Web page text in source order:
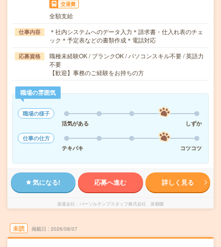
交通費
全額支給
仕事内容
＊社内システムへのデータ入力＊請求書・仕入れ表のチェ
ック＊予定表などの書類作成＊電話対応
応募資格
職種未経験OK / ブランクOK / パソコンスキル不要 / 英語力
不要
【歓迎】事務のご経験をお持ちの方
職場の雰囲気
職場の様子
活気がある
しずか
仕事の仕方
テキパキ
コツコツ
気になる! 応募へ進む 詳しく見る
派遣会社 パーソルテンプスタッフ株式会社 首都圏
未読 掲載日 2026/08/07